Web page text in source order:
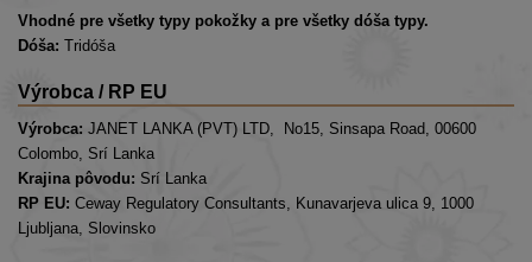
Vhodné pre všetky typy pokožky a pre všetky dóša typy.
Dóša: Tridóša
Výrobca / RP EU
Výrobca: JANET LANKA (PVT) LTD, No15, Sinsapa Road, 00600
Colombo, Srí Lanka
Krajina pôvodu: Srí Lanka
RP EU: Ceway Regulatory Consultants, Kunavarjeva ulica 9, 1000
Ljubljana, Slovinsko